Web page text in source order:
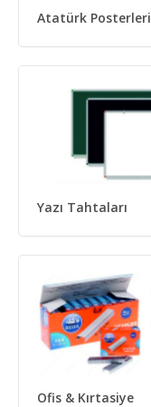
Atatürk Posterleri
Yazı Tahtaları
Ofis & Kırtasiye